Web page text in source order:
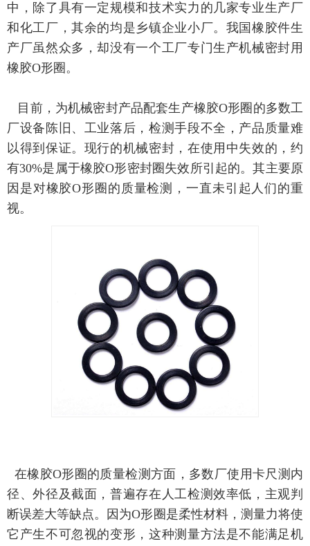
中，除了具有一定规模和技术实力的几家专业生产厂
和化工厂，其余的均是乡镇企业小厂。我国橡胶件生
产厂虽然众多，却没有一个工厂专门生产机械密封用
橡胶O形圈。
目前，为机械密封产品配套生产橡胶O形圈的多数工
厂设备陈旧、工业落后，检测手段不全，产品质量难
以得到保证。现行的机械密封，在使用中失效的，约
有30%是属于橡胶O形密封圈失效所引起的。其主要原
因是对橡胶O形圈的质量检测，一直未引起人们的重
视。
在橡胶O形圈的质量检测方面，多数厂使用卡尺测内
径、外径及截面，普遍存在人工检测效率低，主观判
断误差大等缺点。因为O形圈是柔性材料，测量力将使
它产生不可忽视的变形，这种测量方法是不能满足机